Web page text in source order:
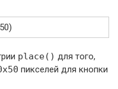
50)
place() для того,
пикселей для кнопки